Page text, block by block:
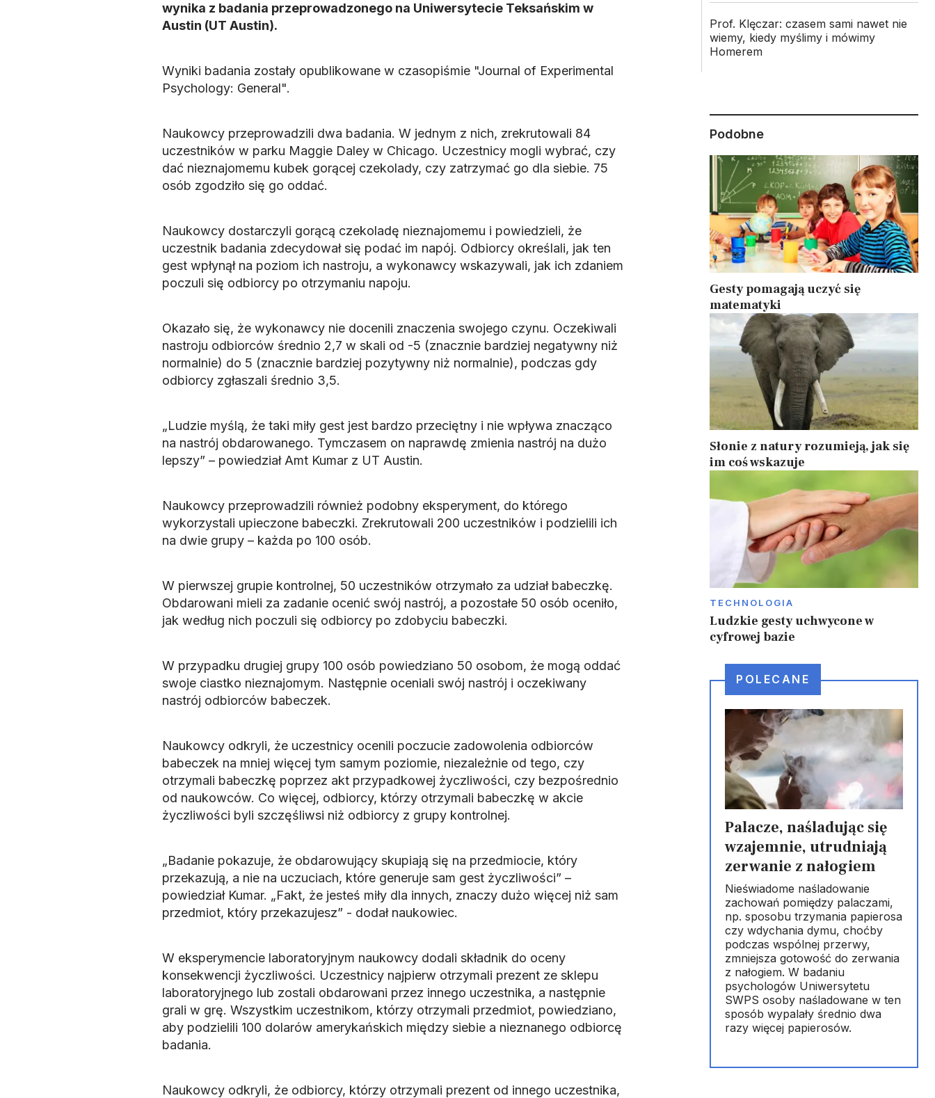
wynika z badania przeprowadzonego na Uniwersytecie Teksańskim w
Austin (UT Austin).
Wyniki badania zostały opublikowane w czasopiśmie "Journal of Experimental
Psychology: General".
Naukowcy przeprowadzili dwa badania. W jednym z nich, zrekrutowali 84
uczestników w parku Maggie Daley w Chicago. Uczestnicy mogli wybrać, czy
dać nieznajomemu kubek gorącej czekolady, czy zatrzymać go dla siebie. 75
osób zgodziło się go oddać.
Naukowcy dostarczyli gorącą czekoladę nieznajomemu i powiedzieli, że
uczestnik badania zdecydował się podać im napój. Odbiorcy określali, jak ten
gest wpłynął na poziom ich nastroju, a wykonawcy wskazywali, jak ich zdaniem
poczuli się odbiorcy po otrzymaniu napoju.
Okazało się, że wykonawcy nie docenili znaczenia swojego czynu. Oczekiwali
nastroju odbiorców średnio 2,7 w skali od -5 (znacznie bardziej negatywny niż
normalnie) do 5 (znacznie bardziej pozytywny niż normalnie), podczas gdy
odbiorcy zgłaszali średnio 3,5.
„Ludzie myślą, że taki miły gest jest bardzo przeciętny i nie wpływa znacząco
na nastrój obdarowanego. Tymczasem on naprawdę zmienia nastrój na dużo
lepszy” – powiedział Amt Kumar z UT Austin.
Naukowcy przeprowadzili również podobny eksperyment, do którego
wykorzystali upieczone babeczki. Zrekrutowali 200 uczestników i podzielili ich
na dwie grupy – każda po 100 osób.
W pierwszej grupie kontrolnej, 50 uczestników otrzymało za udział babeczkę.
Obdarowani mieli za zadanie ocenić swój nastrój, a pozostałe 50 osób oceniło,
jak według nich poczuli się odbiorcy po zdobyciu babeczki.
W przypadku drugiej grupy 100 osób powiedziano 50 osobom, że mogą oddać
swoje ciastko nieznajomym. Następnie oceniali swój nastrój i oczekiwany
nastrój odbiorców babeczek.
Naukowcy odkryli, że uczestnicy ocenili poczucie zadowolenia odbiorców
babeczek na mniej więcej tym samym poziomie, niezależnie od tego, czy
otrzymali babeczkę poprzez akt przypadkowej życzliwości, czy bezpośrednio
od naukowców. Co więcej, odbiorcy, którzy otrzymali babeczkę w akcie
życzliwości byli szczęśliwsi niż odbiorcy z grupy kontrolnej.
„Badanie pokazuje, że obdarowujący skupiają się na przedmiocie, który
przekazują, a nie na uczuciach, które generuje sam gest życzliwości” –
powiedział Kumar. „Fakt, że jesteś miły dla innych, znaczy dużo więcej niż sam
przedmiot, który przekazujesz” - dodał naukowiec.
W eksperymencie laboratoryjnym naukowcy dodali składnik do oceny
konsekwencji życzliwości. Uczestnicy najpierw otrzymali prezent ze sklepu
laboratoryjnego lub zostali obdarowani przez innego uczestnika, a następnie
grali w grę. Wszystkim uczestnikom, którzy otrzymali przedmiot, powiedziano,
aby podzielili 100 dolarów amerykańskich między siebie a nieznanego odbiorcę
badania.
Naukowcy odkryli, że odbiorcy, którzy otrzymali prezent od innego uczestnika,
Prof. Klęczar: czasem sami nawet nie
wiemy, kiedy myślimy i mówimy
Homerem
Podobne
Gesty pomagają uczyć się
matematyki
Słonie z natury rozumieją, jak się
im coś wskazuje
TECHNOLOGIA
Ludzkie gesty uchwycone w
cyfrowej bazie
POLECANE
Palacze, naśladując się
wzajemnie, utrudniają
zerwanie z nałogiem
Nieświadome naśladowanie
zachowań pomiędzy palaczami,
np. sposobu trzymania papierosa
czy wdychania dymu, choćby
podczas wspólnej przerwy,
zmniejsza gotowość do zerwania
z nałogiem. W badaniu
psychologów Uniwersytetu
SWPS osoby naśladowane w ten
sposób wypalały średnio dwa
razy więcej papierosów.